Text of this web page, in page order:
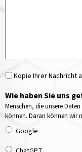
Kopie Ihrer Nachricht
Wie haben Sie uns
Menschen, die unsere
können. Daran können wir
Google